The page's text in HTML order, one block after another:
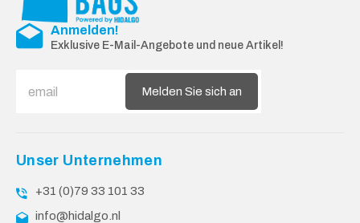
Anmelden!
Exklusive E-Mail-Angebote und neue Artikel!
Melden Sie sich an
Unser Unternehmen
+31 (0)79 33 101 33
info@hidalgo.nl